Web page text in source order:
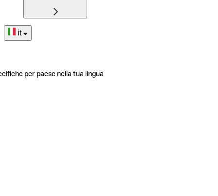
it
per paese nella tua lingua